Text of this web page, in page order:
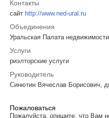
Контакты
сайт http://www.ned-ural.ru
Объединения
Уральская Палата недвижимости
Услуги
риэлторские услуги
Руководитель
Синютин Вячеслав Борисович,
Пожаловаться
Пожалуйста, опишите, что Вам